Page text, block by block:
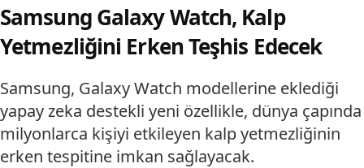
Samsung Galaxy Watch, Kalp
Yetmezliğini Erken Teşhis Edecek
Samsung, Galaxy Watch modellerine eklediği
yapay zeka destekli yeni özellikle, dünya çapında
milyonlarca kişiyi etkileyen kalp yetmezliğinin
erken tespitine imkan sağlayacak.